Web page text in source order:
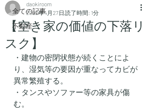
全ての記事
不動産
【空き家の価値の下落リ
スク】
daokiroom
2022年4月27日 読了時間: 1分
・建物の密閉状態が続くことによ
り、湿気等の要因が重なってカビが
異常繁殖する。
・タンスやソファー等の家具が傷
む。